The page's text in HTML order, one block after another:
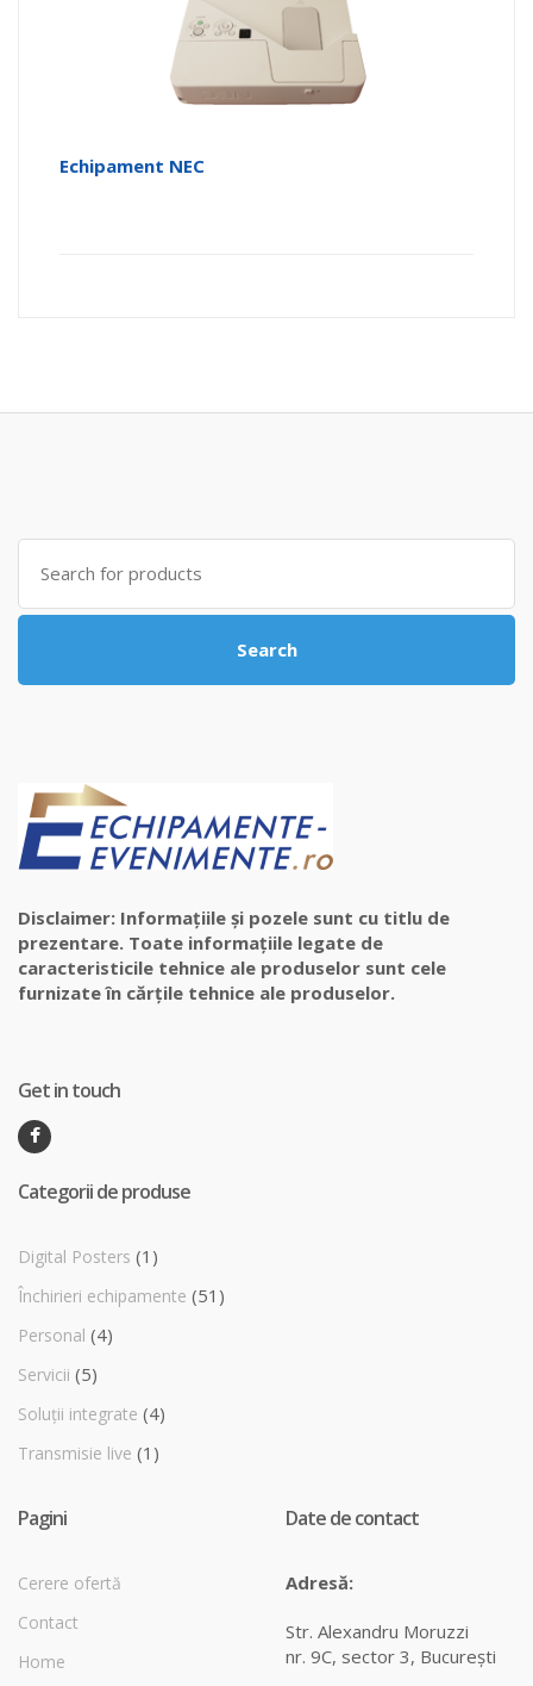
Echipament NEC
Search
for:
Search
Disclaimer: Informațiile și pozele sunt cu titlu de
prezentare. Toate informațiile legate de
caracteristicile tehnice ale produselor sunt cele
furnizate în cărțile tehnice ale produselor.
Get in touch
Categorii de produse
Digital Posters (1)
Închirieri echipamente (51)
Personal (4)
Servicii (5)
Soluții integrate (4)
Transmisie live (1)
Pagini
Cerere ofertă
Contact
Home
Date de contact
Adresă:
Str. Alexandru Moruzzi
nr. 9C, sector 3, Bucureşti